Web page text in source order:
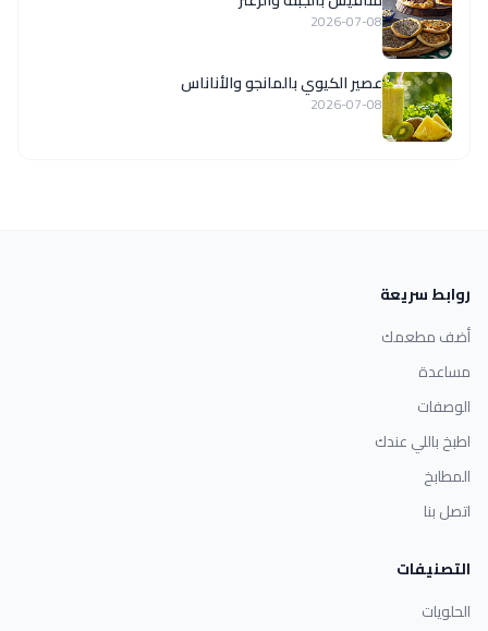
2026-07-08
عصير الكيوي بالمانجو والأناناس
2026-07-08
روابط سريعة
أضف مطعمك
مساعدة
الوصفات
اطبخ باللي عندك
المطابخ
اتصل بنا
التصنيفات
الحلويات